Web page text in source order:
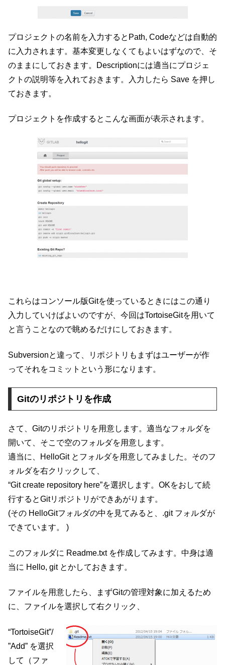
プロジェクトの名前を入力するとPath, Codeなどは自動的
に入力されます。基本変更しなくてもよいはずなので、そ
のままにしておきます。Descriptionには適当にプロジェ
クトの説明等を入れておきます。入力したら Save を押し
ておきます。
プロジェクトを作成するとこんな画面が表示されます。
これらはコンソール版Gitを使っているときにはこの通り
入力していけばよいのですが、今回はTortoiseGitを用いて
と言うことなので眺めるだけにしておきます。
Subversionと違って、リポジトリもまずはユーザーが作
ってそれをコミットという形になります。
Gitのリポジトリを作成
さて、Gitのリポジトリを用意します。適当なフォルダを
開いて、そこで空のフォルダを用意します。
適当に、HelloGit とフォルダを用意してみました。そのフ
ォルダを右クリックして、
“Git create repository here”を選択します。OKをおして続
行するとGitリポジトリができあがります。
(その HelloGitフォルダの中を見てみると、.git フォルダが
できています。 )
このフォルダに Readme.txt を作成してみます。中身は適
当に Hello, git とかしておきます。
ファイルを用意したら、まずGitの管理対象に加えるため
に、ファイルを選択して右クリック、
“TortoiseGit”/
”Add” を選択
して（ファ